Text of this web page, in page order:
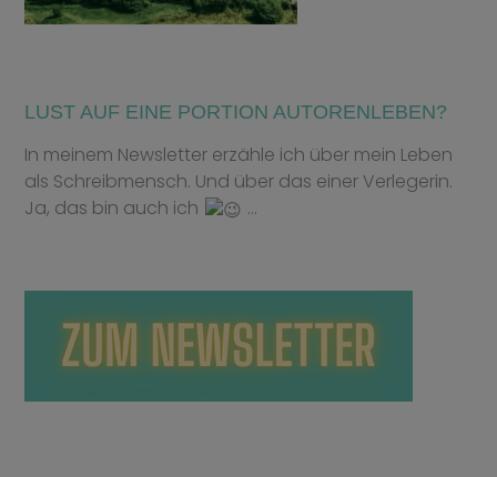
LUST AUF EINE PORTION AUTORENLEBEN?
In meinem Newsletter erzähle ich über mein Leben
als Schreibmensch. Und über das einer Verlegerin.
Ja, das bin auch ich
…